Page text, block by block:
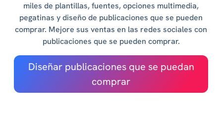
miles de plantillas, fuentes, opciones multimedia,
pegatinas y diseño de publicaciones que se pueden
comprar. Mejore sus ventas en las redes sociales con
publicaciones que se pueden comprar.
Diseñar publicaciones que se puedan
comprar